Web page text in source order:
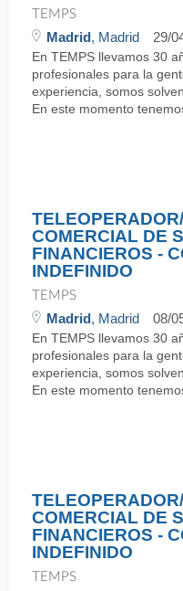
TEMPS
Madrid, Madrid 29/
En TEMPS llevamos 30
profesionales para la
experiencia, somos
En este momento
TELEOPERADOR/
COMERCIAL DE
FINANCIEROS -
INDEFINIDO
TEMPS
Madrid, Madrid 08/
En TEMPS llevamos 30
profesionales para la
experiencia, somos
En este momento
TELEOPERADOR/
COMERCIAL DE
FINANCIEROS -
INDEFINIDO
TEMPS